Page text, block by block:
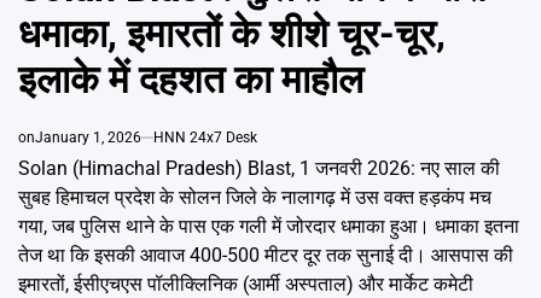
धमाका, इमारतों के शीशे चूर-चूर,
इलाके में दहशत का माहौल
onJanuary 1, 2026 HNN 24x7 Desk
Solan (Himachal Pradesh) Blast, 1 जनवरी 2026: नए साल की
सुबह हिमाचल प्रदेश के सोलन जिले के नालागढ़ में उस वक्त हड़कंप मच
गया, जब पुलिस थाने के पास एक गली में जोरदार धमाका हुआ। धमाका इतना
तेज था कि इसकी आवाज 400-500 मीटर दूर तक सुनाई दी। आसपास की
इमारतों, ईसीएचएस पॉलीक्लिनिक (आर्मी अस्पताल) और मार्केट कमेटी